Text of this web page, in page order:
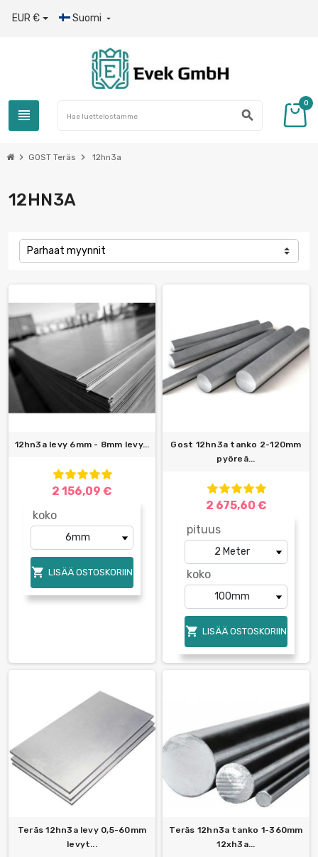
EUR € Suomi 
view_headline search
0
chevron_right GOST Teräs chevron_right 12hn3a
12HN3A
Parhaat myynnit
12hn3a levy 6mm - 8mm levy...
2 156,09 €
koko
 LISÄÄ OSTOSKORIIN
Gost 12hn3a tanko 2-120mm
pyöreä...
2 675,60 €
pituus
koko
 LISÄÄ OSTOSKORIIN
Teräs 12hn3a levy 0,5-60mm
levyt...
Teräs 12hn3a tanko 1-360mm
12xh3a...